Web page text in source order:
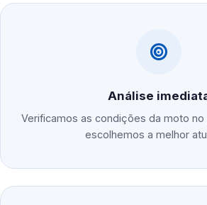
Análise
Verificamos as condições da moto
escolhemos a melhor